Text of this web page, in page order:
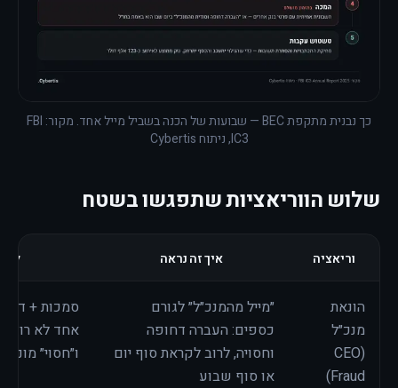
כך נבנית מתקפת BEC — שבועות של הכנה בשביל מייל אחד. מקור: FBI
IC3, ניתוח Cybertis
שלוש הווריאציות שתפגשו בשטח
וריאציה איך זה נראה
הונאת
מנכ״ל
(CEO
Fraud)
״מייל מהמנכ״ל״ לגורם
כספים: העברה דחופה
וחסויה, לרוב לקראת סוף יום
או סוף שבוע
סמכות +
אחד לא
ו״חסוי״